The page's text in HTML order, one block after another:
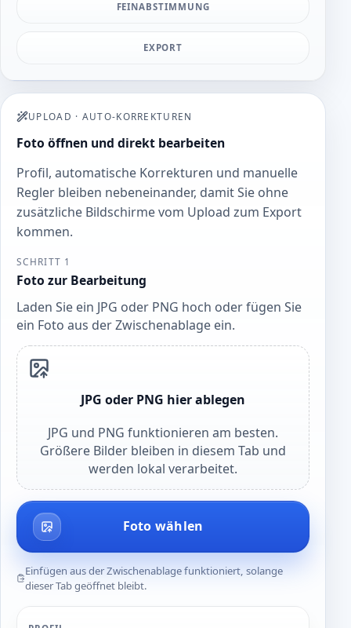
FEINABSTIMMUNG
EXPORT
UPLOAD · AUTO-KORREKTUREN
Foto öffnen und direkt bearbeiten
Profil, automatische Korrekturen und manuelle
Regler bleiben nebeneinander, damit Sie ohne
zusätzliche Bildschirme vom Upload zum Export
kommen.
SCHRITT 1
Foto zur Bearbeitung
Laden Sie ein JPG oder PNG hoch oder fügen Sie
ein Foto aus der Zwischenablage ein.
JPG oder PNG hier ablegen
JPG und PNG funktionieren am besten.
Größere Bilder bleiben in diesem Tab und
werden lokal verarbeitet.
Foto wählen
Einfügen aus der Zwischenablage funktioniert, solange
dieser Tab geöffnet bleibt.